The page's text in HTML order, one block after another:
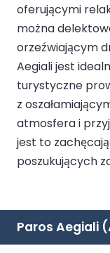
oferującymi
można
orzeźwiającym
Aegiali jest
turystyczne
z
atmosfera i
jest to
poszukujących
Paros Aegiali